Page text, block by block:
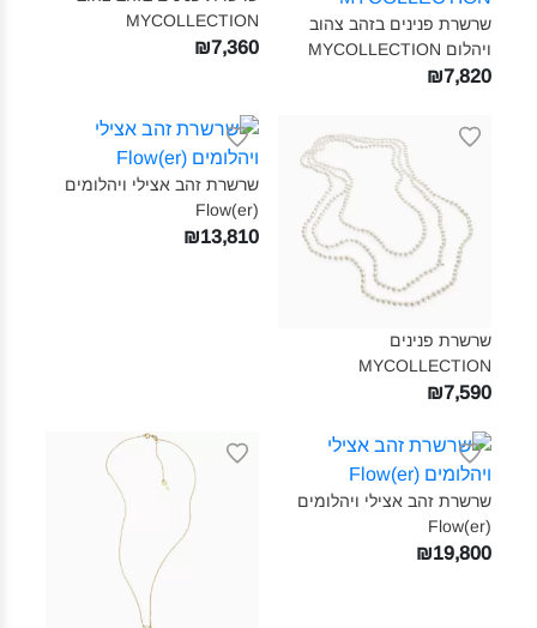
שרשרת פנינים בזהב צהוב
ויהלום MYCOLLECTION‎
₪7,820
MYCOLLECTION‎
₪7,360
שרשרת פנינים
MYCOLLECTION‎
₪7,590
שרשרת זהב אצילי ויהלומים
(Flow(er‎
₪13,810
שרשרת זהב אצילי ויהלומים
(Flow(er‎
₪19,800